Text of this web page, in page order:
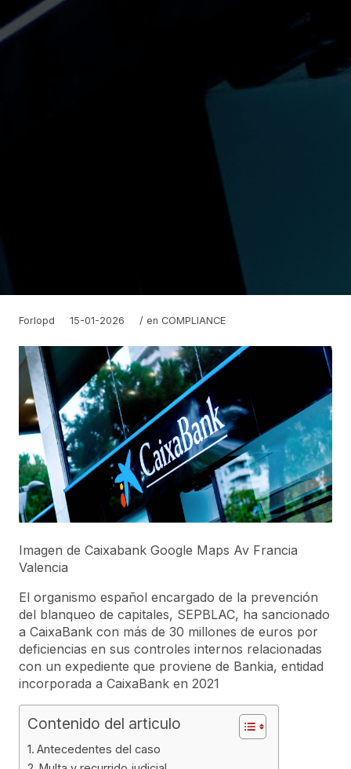
Forlopd 15-01-2026 / en COMPLIANCE
Imagen de Caixabank Google Maps Av Francia
Valencia
El organismo español encargado de la prevención
del blanqueo de capitales, SEPBLAC, ha sancionado
a CaixaBank con más de 30 millones de euros por
deficiencias en sus controles internos relacionadas
con un expediente que proviene de Bankia, entidad
incorporada a CaixaBank en 2021
Contenido del articulo
Antecedentes del caso